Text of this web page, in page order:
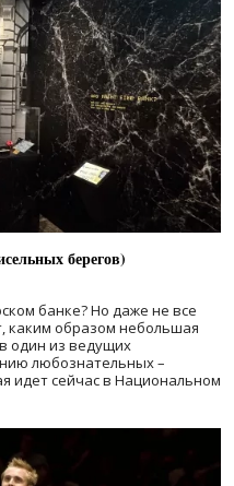
берегов)
банке? Но даже не все
каким образом небольшая
один из ведущих
любознательных –
идет сейчас в Национальном